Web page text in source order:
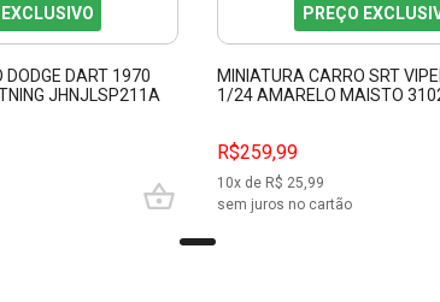
DODGE DART 1970
JHNJLSP211A
PREÇO
MINIATURA CARRO SRT
1/24 AMARELO MAISTO
R$259,99
10x de R$ 25,99
sem juros no cartão